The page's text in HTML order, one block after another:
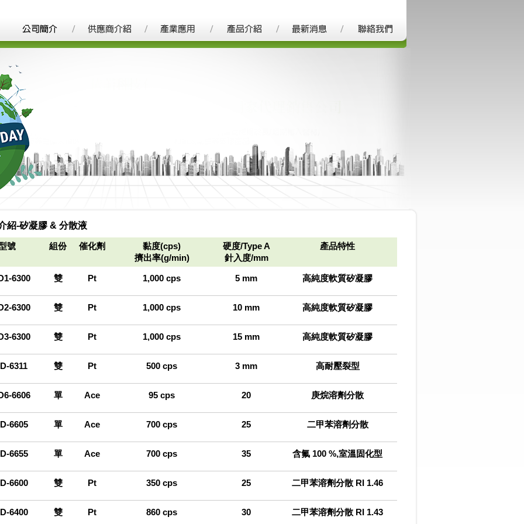
紹-矽凝膠 & 分散液
號 組份 催化劑
黏度(cps)
擠出率(g/min)
硬度/Type A
針入度/mm
產品特性
6300 雙 Pt 1,000 cps 5 mm 高純度軟質矽凝膠
6300 雙 Pt 1,000 cps 10 mm 高純度軟質矽凝膠
6300 雙 Pt 1,000 cps 15 mm 高純度軟質矽凝膠
6311 雙 Pt 500 cps 3 mm 高耐壓裂型
6606 單 Ace 95 cps 20 庚烷溶劑分散
6605 單 Ace 700 cps 25 二甲苯溶劑分散
6655 單 Ace 700 cps 35 含氟 100 %,室溫固化型
6600 雙 Pt 350 cps 25 二甲苯溶劑分散 RI 1.46
6400 雙 Pt 860 cps 30 二甲苯溶劑分散 RI 1.43